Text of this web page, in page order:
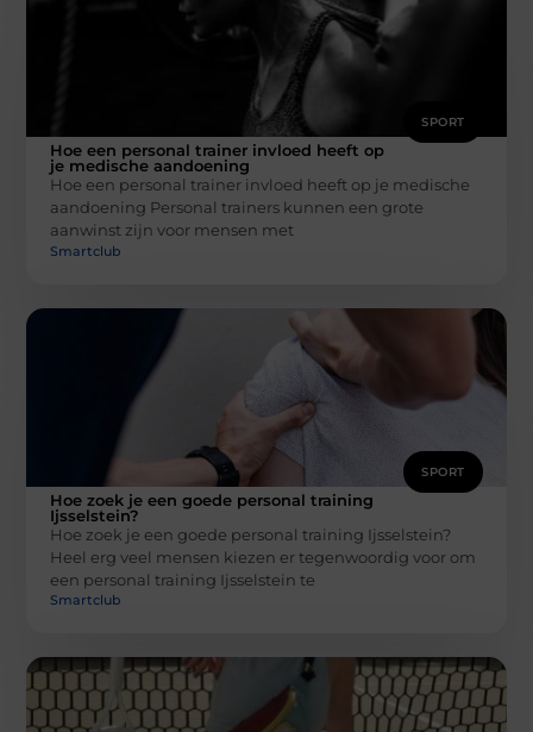
SPORT
Hoe een personal trainer invloed heeft op
je medische aandoening
Hoe een personal trainer invloed heeft op je medische
aandoening Personal trainers kunnen een grote
aanwinst zijn voor mensen met
Smartclub
SPORT
Hoe zoek je een goede personal training
Ijsselstein?
Hoe zoek je een goede personal training Ijsselstein?
Heel erg veel mensen kiezen er tegenwoordig voor om
een personal training Ijsselstein te
Smartclub